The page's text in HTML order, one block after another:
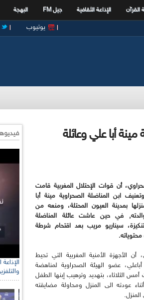
القرآن الإذاعة الثقافية جيل FM البهجة
يوتيوب
أبا علي وعائلة
أن قوات الإحتلال المغربية قامت
ابن المناضلة الصحراوية مينة أبا
بمدينة العيون المحتلة، ومنعه من
في حين عاشت عائلة المناضلة
سيناريو مريب بعد اقتحام شرطة
محتوياته.
الأجهزة الأمنية المغربية التي تحيط
أباعلي، عضو الهيئة الصحراوية لمناهضة
أمس الثلاثاء، بتهديد وترهيب إبنها الطفل
عودته الى المنزل ومحاولة مضايقته